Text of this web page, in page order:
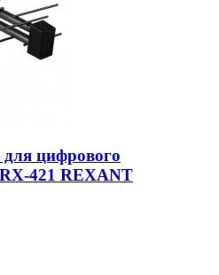
цифрового
421 REXANT